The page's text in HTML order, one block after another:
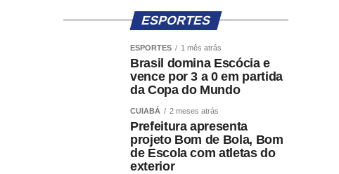
ESPORTES
ESPORTES 1 mês atrás
Brasil domina Escócia e
vence por 3 a 0 em partida
da Copa do Mundo
CUIABÁ 2 meses atrás
Prefeitura apresenta
projeto Bom de Bola, Bom
de Escola com atletas do
exterior